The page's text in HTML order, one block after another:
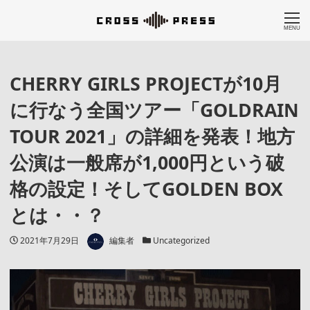
MENU
CHERRY GIRLS PROJECTが10月
に行なう全国ツアー「GOLDRAIN
TOUR 2021」の詳細を発表！地方
公演は一般席が1,000円という破
格の設定！そしてGOLDEN BOX
とは・・？
投稿日
2021年7月29日 著者 編集者 カテゴリー
Uncategorized